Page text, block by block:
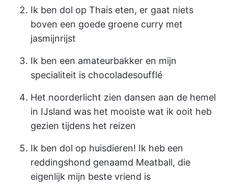
Ik ben dol op Thais eten, er gaat niets
boven een goede groene curry met
jasmijnrijst
Ik ben een amateurbakker en mijn
specialiteit is chocoladesoufflé
Het noorderlicht zien dansen aan de hemel
in IJsland was het mooiste wat ik ooit heb
gezien tijdens het reizen
Ik ben dol op huisdieren! Ik heb een
reddingshond genaamd Meatball, die
eigenlijk mijn beste vriend is